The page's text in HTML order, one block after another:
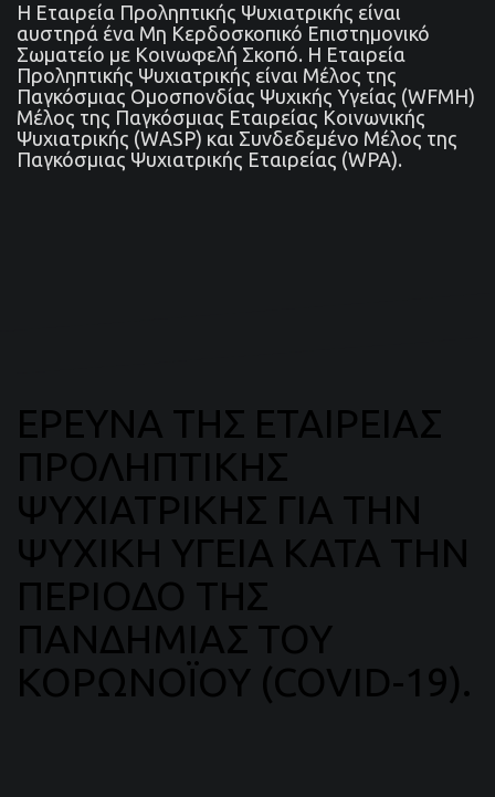
Η Εταιρεία Προληπτικής Ψυχιατρικής είναι
αυστηρά ένα Μη Κερδοσκοπικό Επιστημονικό
Σωματείο με Κοινωφελή Σκοπό. Η Εταιρεία
Προληπτικής Ψυχιατρικής είναι Μέλος της
Παγκόσμιας Ομοσπονδίας Ψυχικής Υγείας (WFMH)
Μέλος της Παγκόσμιας Εταιρείας Κοινωνικής
Ψυχιατρικής (WASP) και Συνδεδεμένο Μέλος της
Παγκόσμιας Ψυχιατρικής Εταιρείας (WPA).
ΕΡΕΥΝΑ ΤΗΣ ΕΤΑΙΡΕΙΑΣ
ΠΡΟΛΗΠΤΙΚΗΣ
ΨΥΧΙΑΤΡΙΚΗΣ ΓΙΑ ΤΗΝ
ΨΥΧΙΚΗ ΥΓΕΙΑ ΚΑΤΑ ΤΗΝ
ΠΕΡΙΟΔΟ ΤΗΣ
ΠΑΝΔΗΜΙΑΣ ΤΟΥ
ΚΟΡΩΝΟΪΟΥ (COVID-19).